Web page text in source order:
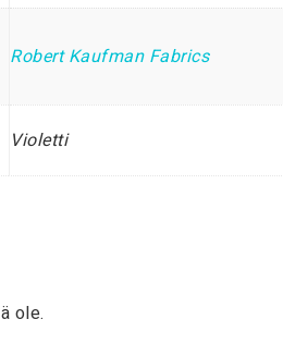
Robert Kaufman Fabrics
Violetti
ole.